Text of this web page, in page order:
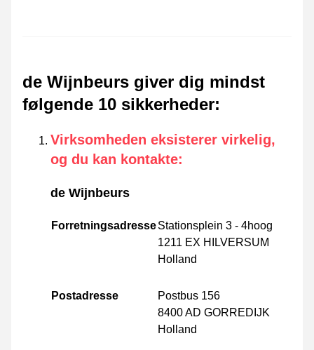
de Wijnbeurs giver dig mindst
følgende 10 sikkerheder:
Virksomheden eksisterer virkelig,
og du kan kontakte:
de Wijnbeurs
ForretningsadresseStationsplein 3 - 4hoog
1211 EX HILVERSUM
Holland
Postadresse
Postbus 156
8400 AD GORREDIJK
Holland